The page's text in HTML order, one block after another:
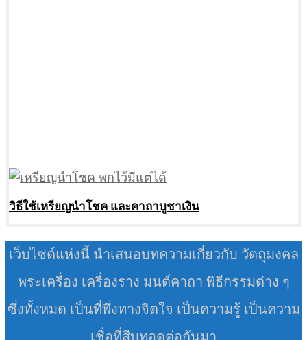
วิธีใช้เหรียญนำโชค และคาถาบูชาเงิน
เว็บไซต์แห่งนี้ นำเสนอบทความเกี่ยวกับ วัตถุมงคล
พระเครื่อง เครื่องราง มนต์คาถา พิธีกรรมต่าง ๆ
ซึ่งทั้งหมด เป็นที่พึ่งทางจิตใจ เป็นความรู้ เป็นความ
เชื่อที่สืบทอดต่อกันมา